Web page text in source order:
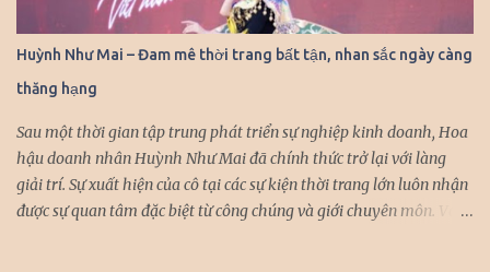
mà người đẹp có dịp hội ngộ trong các sự kiện quốc tế. Quyn Si
được nhận xét ngày càng thăng hạng nhan sắc, cô nhận được sự
quan tâm của công chúng và truyền thông mỗi khi xuất hiện.
Nàng hậu chọn váy khoe vai trần gợi cảm, bó sát tôn đường cong
cuốn hút. Cô khéo léo kết hợp trang sức...
Huỳnh Như Mai – Đam mê thời trang bất tận, nhan sắc ngày càng
thăng hạng
Sau một thời gian tập trung phát triển sự nghiệp kinh doanh, Hoa
hậu doanh nhân Huỳnh Như Mai đã chính thức trở lại với làng
giải trí. Sự xuất hiện của cô tại các sự kiện thời trang lớn luôn nhận
được sự quan tâm đặc biệt từ công chúng và giới chuyên môn. Với